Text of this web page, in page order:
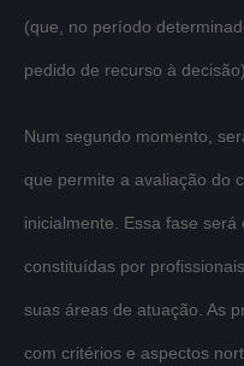
(que, no período
pedido de recurso à decisão).
Num segundo momento,
que permite a avaliação do
inicialmente. Essa fase
constituídas por
suas áreas de atuação. As
com critérios e aspectos